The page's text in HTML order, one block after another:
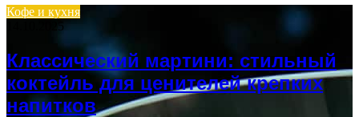
Кофе и кухня
14.10.2025
Классический мартини: стильный
коктейль для ценителей крепких
напитков